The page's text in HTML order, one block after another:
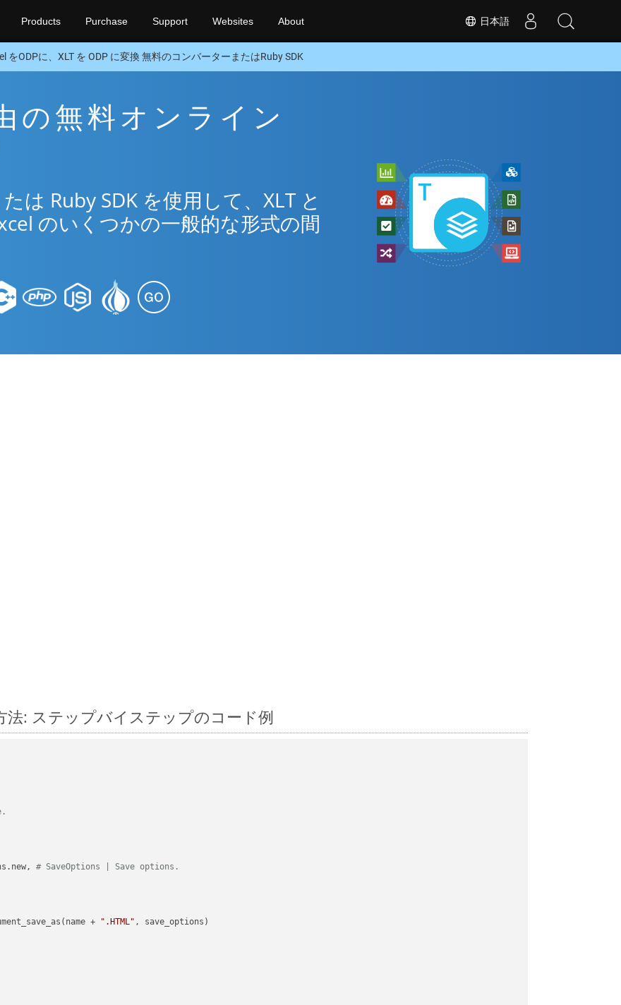
日本語
Products Purchase Support Websites About
をODPに、XLT を ODP に変換 無料のコンバーターまたはRuby SDK
の無料オンライン
は Ruby SDK を使用して、XLT と
のいくつかの一般的な形式の間
法: ステップバイステップのコード例
# SaveOptions | Save options.
+
".HTML" , save_options)